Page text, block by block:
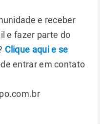
e receber
e fazer parte do
Clique aqui e se
entrar em contato